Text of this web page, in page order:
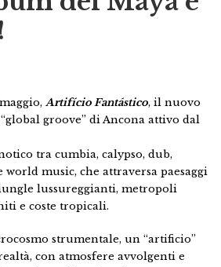
Artifício Fantástico, il nuovo
groove” di Ancona attivo dal
tra cumbia, calypso, dub,
music, che attraversa paesaggi
lussureggianti, metropoli
e coste tropicali.
strumentale, un “artificio”
con atmosfere avvolgenti e